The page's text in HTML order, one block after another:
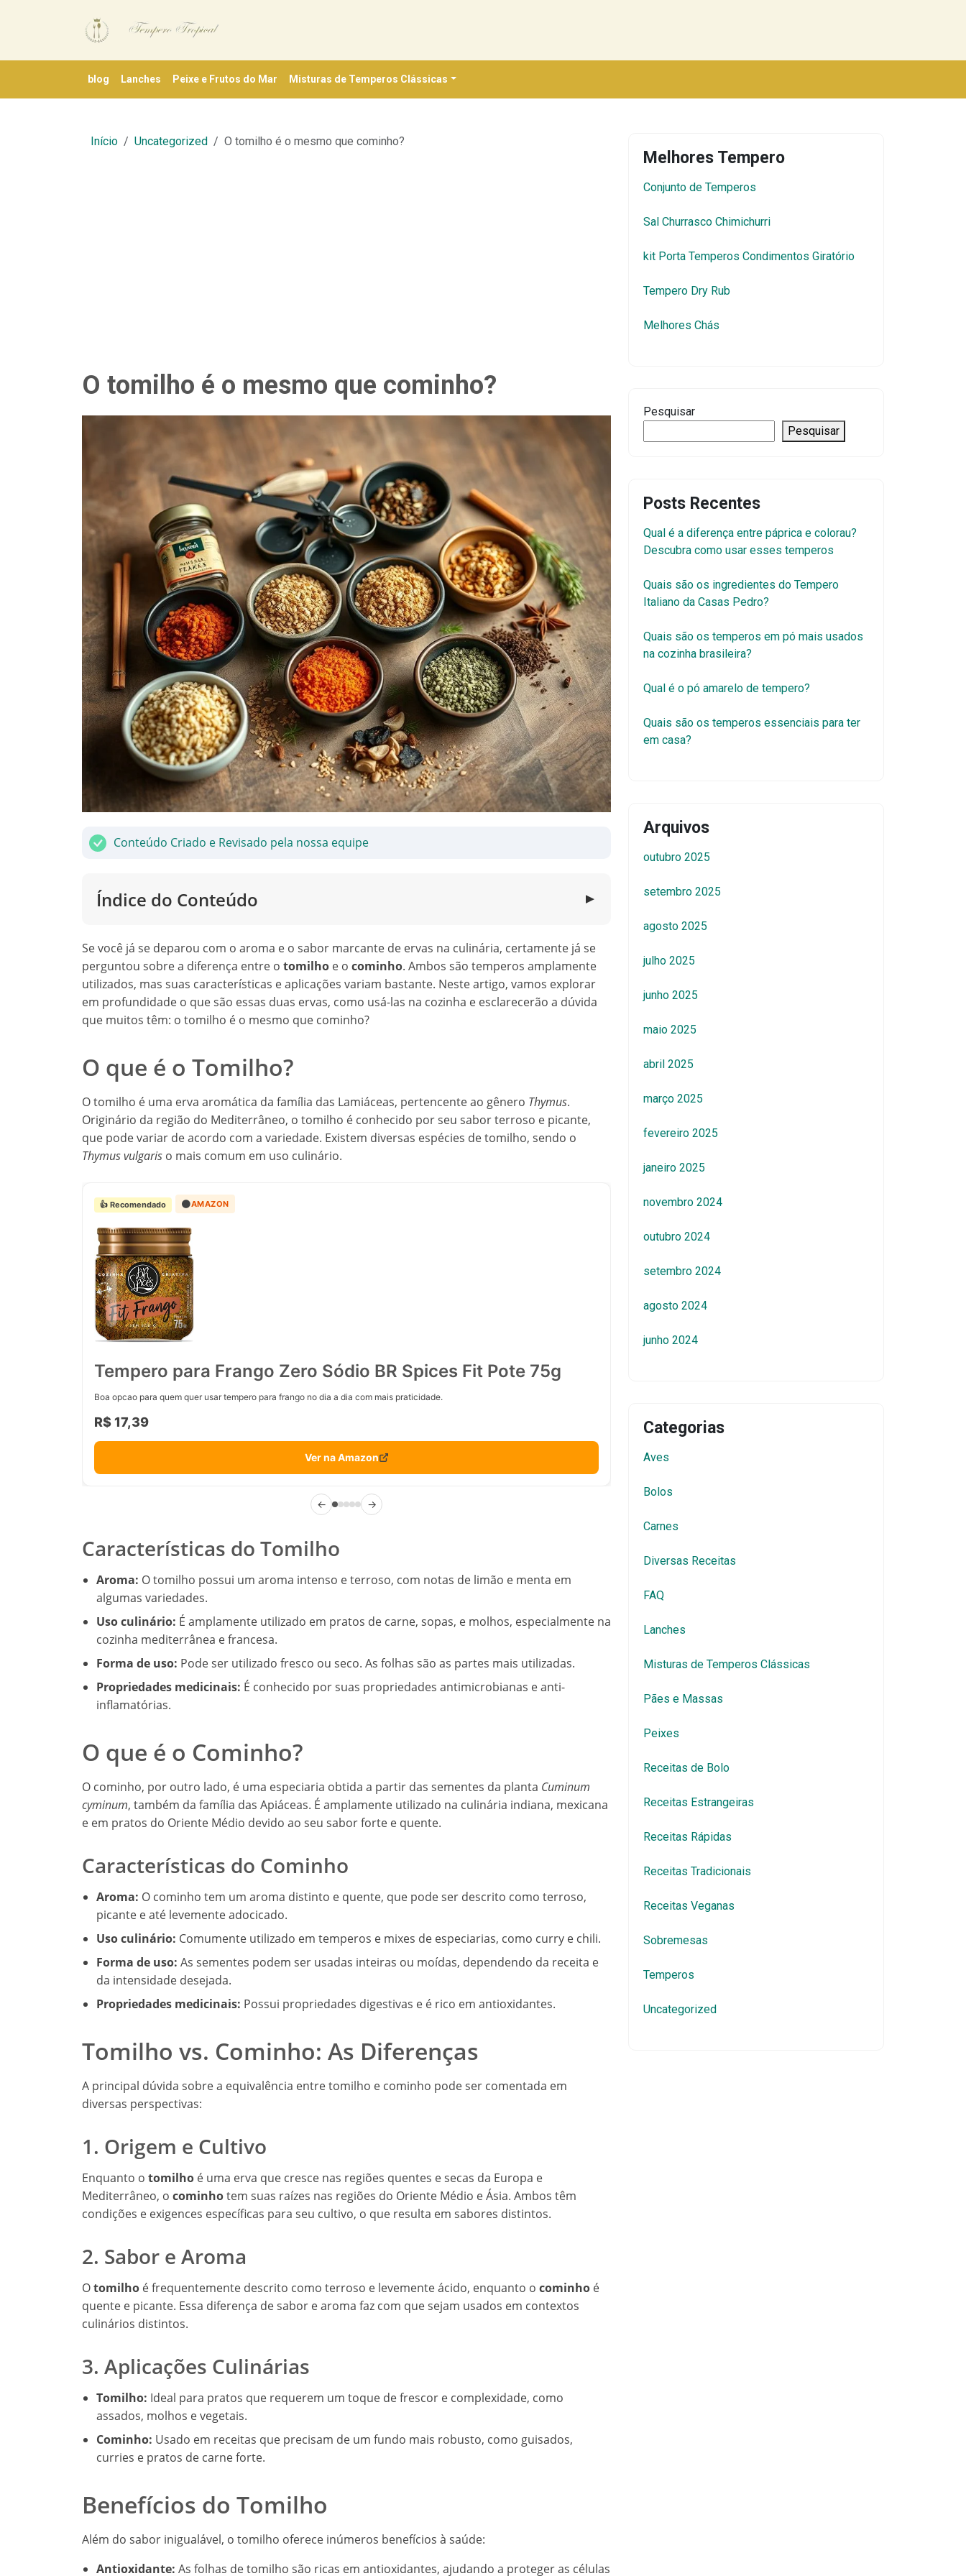
blog Lanches Peixe e Frutos do Mar Misturas de Temperos Clássicas
Início Uncategorized O tomilho é o mesmo que cominho?
O tomilho é o mesmo que cominho?
Conteúdo Criado e Revisado pela nossa equipe
Índice do Conteúdo ▼
Se você já se deparou com o aroma e o sabor marcante de ervas na culinária, certamente já se
perguntou sobre a diferença entre o tomilho e o cominho. Ambos são temperos amplamente
utilizados, mas suas características e aplicações variam bastante. Neste artigo, vamos explorar
em profundidade o que são essas duas ervas, como usá-las na cozinha e esclarecerão a dúvida
que muitos têm: o tomilho é o mesmo que cominho?
O que é o Tomilho?
O tomilho é uma erva aromática da família das Lamiáceas, pertencente ao gênero Thymus.
Originário da região do Mediterrâneo, o tomilho é conhecido por seu sabor terroso e picante,
que pode variar de acordo com a variedade. Existem diversas espécies de tomilho, sendo o
Thymus vulgaris o mais comum em uso culinário.
👍 Recomendado 🟠AMAZON
Tempero para Frango Zero Sódio BR Spices Fit Pote 75g
Boa opcao para quem quer usar tempero para frango no dia a dia com mais praticidade.
R$ 17,39
Ver na Amazon
← →
Características do Tomilho
Aroma: O tomilho possui um aroma intenso e terroso, com notas de limão e menta em
algumas variedades.
Uso culinário: É amplamente utilizado em pratos de carne, sopas, e molhos, especialmente na
cozinha mediterrânea e francesa.
Forma de uso: Pode ser utilizado fresco ou seco. As folhas são as partes mais utilizadas.
Propriedades medicinais: É conhecido por suas propriedades antimicrobianas e anti-
inflamatórias.
O que é o Cominho?
O cominho, por outro lado, é uma especiaria obtida a partir das sementes da planta Cuminum
cyminum, também da família das Apiáceas. É amplamente utilizado na culinária indiana, mexicana
e em pratos do Oriente Médio devido ao seu sabor forte e quente.
Características do Cominho
Aroma: O cominho tem um aroma distinto e quente, que pode ser descrito como terroso,
picante e até levemente adocicado.
Uso culinário: Comumente utilizado em temperos e mixes de especiarias, como curry e chili.
Forma de uso: As sementes podem ser usadas inteiras ou moídas, dependendo da receita e
da intensidade desejada.
Propriedades medicinais: Possui propriedades digestivas e é rico em antioxidantes.
Tomilho vs. Cominho: As Diferenças
A principal dúvida sobre a equivalência entre tomilho e cominho pode ser comentada em
diversas perspectivas:
1. Origem e Cultivo
Enquanto o tomilho é uma erva que cresce nas regiões quentes e secas da Europa e
Mediterrâneo, o cominhotem suas raízes nas regiões do Oriente Médio e Ásia. Ambos têm
condições e exigences específicas para seu cultivo, o que resulta em sabores distintos.
2. Sabor e Aroma
Otomilho é frequentemente descrito como terroso e levemente ácido, enquanto o cominho é
quente e picante. Essa diferença de sabor e aroma faz com que sejam usados em contextos
culinários distintos.
3. Aplicações Culinárias
Tomilho: Ideal para pratos que requerem um toque de frescor e complexidade, como
assados, molhos e vegetais.
Cominho: Usado em receitas que precisam de um fundo mais robusto, como guisados,
curries e pratos de carne forte.
Benefícios do Tomilho
Além do sabor inigualável, o tomilho oferece inúmeros benefícios à saúde:
Antioxidante: As folhas de tomilho são ricas em antioxidantes, ajudando a proteger as células
Melhores Tempero
Conjunto de Temperos
Sal Churrasco Chimichurri
kit Porta Temperos Condimentos Giratório
Tempero Dry Rub
Melhores Chás
Pesquisar
Pesquisar
Posts Recentes
Qual é a diferença entre páprica e colorau?
Descubra como usar esses temperos
Quais são os ingredientes do Tempero
Italiano da Casas Pedro?
Quais são os temperos em pó mais usados
na cozinha brasileira?
Qual é o pó amarelo de tempero?
Quais são os temperos essenciais para ter
em casa?
Arquivos
outubro 2025
setembro 2025
agosto 2025
julho 2025
junho 2025
maio 2025
abril 2025
março 2025
fevereiro 2025
janeiro 2025
novembro 2024
outubro 2024
setembro 2024
agosto 2024
junho 2024
Categorias
Aves
Bolos
Carnes
Diversas Receitas
FAQ
Lanches
Misturas de Temperos Clássicas
Pães e Massas
Peixes
Receitas de Bolo
Receitas Estrangeiras
Receitas Rápidas
Receitas Tradicionais
Receitas Veganas
Sobremesas
Temperos
Uncategorized